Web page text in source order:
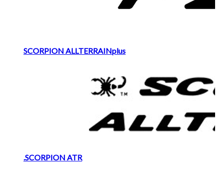
SCORPION ALLTERRAINplus
.SCORPION ATR